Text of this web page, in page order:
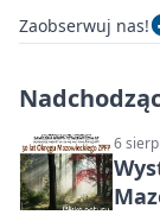
Zaobserwuj nas!
6